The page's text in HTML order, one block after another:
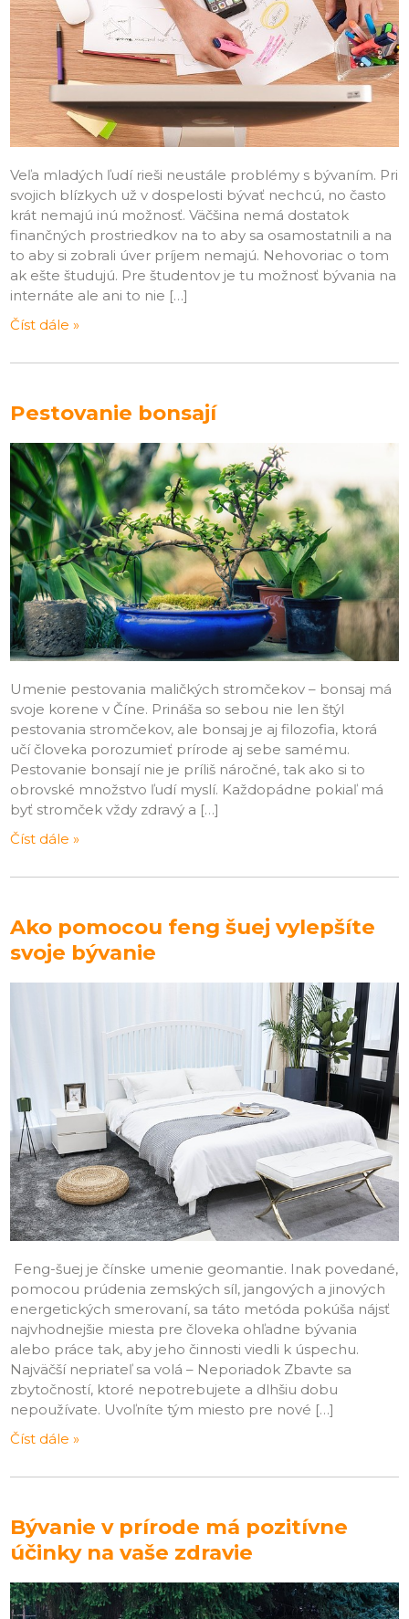
Veľa mladých ľudí rieši neustále problémy s bývaním. Pri
svojich blízkych už v dospelosti bývať nechcú, no často
krát nemajú inú možnosť. Väčšina nemá dostatok
finančných prostriedkov na to aby sa osamostatnili a na
to aby si zobrali úver príjem nemajú. Nehovoriac o tom
ak ešte študujú. Pre študentov je tu možnosť bývania na
internáte ale ani to nie […]
Číst dále »
Pestovanie bonsají
Umenie pestovania maličkých stromčekov – bonsaj má
svoje korene v Číne. Prináša so sebou nie len štýl
pestovania stromčekov, ale bonsaj je aj filozofia, ktorá
učí človeka porozumieť prírode aj sebe samému.
Pestovanie bonsají nie je príliš náročné, tak ako si to
obrovské množstvo ľudí myslí. Každopádne pokiaľ má
byť stromček vždy zdravý a […]
Číst dále »
Ako pomocou feng šuej vylepšíte
svoje bývanie
Feng-šuej je čínske umenie geomantie. Inak povedané,
pomocou prúdenia zemských síl, jangových a jinových
energetických smerovaní, sa táto metóda pokúša nájsť
najvhodnejšie miesta pre človeka ohľadne bývania
alebo práce tak, aby jeho činnosti viedli k úspechu.
Najväčší nepriateľ sa volá – Neporiadok Zbavte sa
zbytočností, ktoré nepotrebujete a dlhšiu dobu
nepoužívate. Uvoľníte tým miesto pre nové […]
Číst dále »
Bývanie v prírode má pozitívne
účinky na vaše zdravie